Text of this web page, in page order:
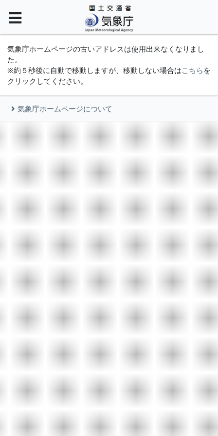
気象庁ホームページの古いアドレスは使用出来なくなりまし
た。
※約５秒後に自動で移動しますが、移動しない場合はこちら を
クリックしてください。
気象庁ホームページについて